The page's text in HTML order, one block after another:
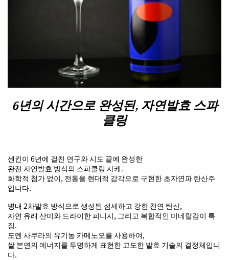
6년의 시간으로 완성된, 자연발효 스파
클링
센킨이 6년에 걸친 연구와 시도 끝에 완성한
완전 자연발효 방식의 스파클링 사케.
화학적 첨가 없이, 전통을 현대적 감각으로 구현한 초자연파 탄산주
입니다.
병내 2차발효 방식으로 생성된 섬세하고 강한 천연 탄산,
자연 유래 산미와 드라이한 피니시, 그리고 복합적인 미네랄감이 특
징.
도멘 사쿠라의 유기농 카메노오를 사용하여,
쌀 본연의 에너지를 투명하게 표현한 고도한 발효 기술의 결정체입니
다.